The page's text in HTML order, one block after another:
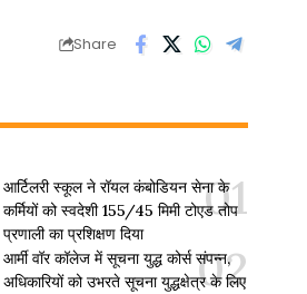
Share
आर्टिलरी स्कूल ने रॉयल कंबोडियन सेना के
कर्मियों को स्वदेशी 155/45 मिमी टोएड तोप
प्रणाली का प्रशिक्षण दिया
आर्मी वॉर कॉलेज में सूचना युद्ध कोर्स संपन्न,
अधिकारियों को उभरते सूचना युद्धक्षेत्र के लिए